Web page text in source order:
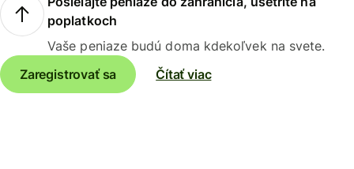
poplatkoch
Vaše peniaze budú doma kdekoľvek na svete.
Zaregistrovať sa
Čítať viac